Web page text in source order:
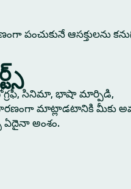
పంచుకునే
సినిమా, భాషా మార్పిడి,
మాట్లాడటానికి మీకు
ఏదైనా అంశం.